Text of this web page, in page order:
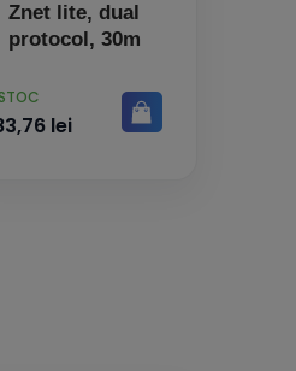
Znet lite, dual
protocol, 30m
lei